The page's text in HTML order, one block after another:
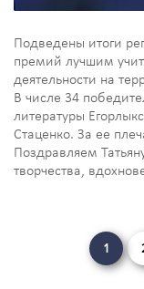
Подведены итоги
премий лучшим
деятельности на
В числе 34
литературы
Стаценко. За ее
Поздравляем
творчества,
Навигация
1